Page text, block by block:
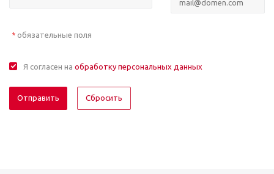
* обязательные поля
Я согласен на обработку персональных данных
Отправить Сбросить